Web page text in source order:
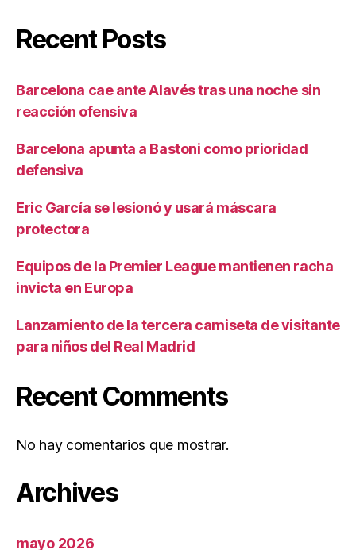
Recent Posts
Barcelona cae ante Alavés tras una noche sin
reacción ofensiva
Barcelona apunta a Bastoni como prioridad
defensiva
Eric García se lesionó y usará máscara
protectora
Equipos de la Premier League mantienen racha
invicta en Europa
Lanzamiento de la tercera camiseta de visitante
para niños del Real Madrid
Recent Comments
No hay comentarios que mostrar.
Archives
mayo 2026